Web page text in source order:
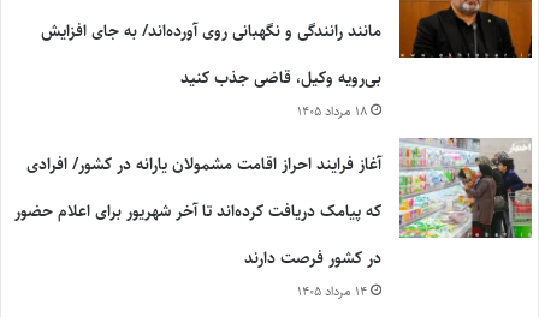
مانند رانندگی و نگهبانی روی آورده‌اند/ به جای افزایش
بی‌رویه وکیل، قاضی جذب کنید
۱۸ مرداد ۱۴۰۵
آغاز فرایند احراز اقامت مشمولان یارانه در کشور/ افرادی
که پیامک دریافت کرده‌اند تا آخر شهریور برای اعلام حضور
در کشور فرصت دارند
۱۴ مرداد ۱۴۰۵